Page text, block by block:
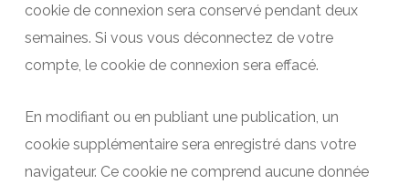
cookie de connexion sera conservé pendant deux
semaines. Si vous vous déconnectez de votre
compte, le cookie de connexion sera effacé.
En modifiant ou en publiant une publication, un
cookie supplémentaire sera enregistré dans votre
navigateur. Ce cookie ne comprend aucune donnée